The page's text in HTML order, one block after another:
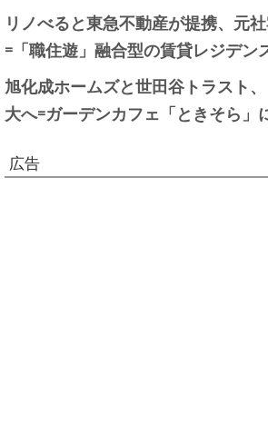
リノべると東急不動産が提携、元
=「職住遊」融合型の賃貸レジデン
旭化成ホームズと世田谷トラスト
大へ=ガーデンカフェ「ときそら」
広告